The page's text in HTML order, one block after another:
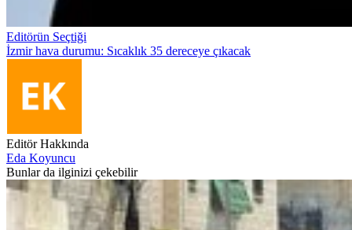
Editörün Seçtiği
İzmir hava durumu: Sıcaklık 35 dereceye çıkacak
Editör Hakkında
Eda Koyuncu
Bunlar da ilginizi çekebilir